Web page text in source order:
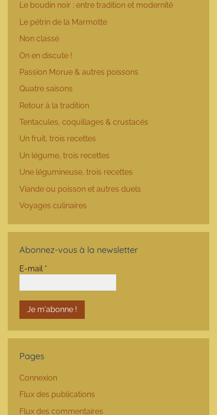
Le boudin noir : entre tradition et modernité
Le pétrin de la Marmotte
Non classé
On en discute !
Passion Morue & autres poissons
Quatre saisons
Retour à la tradition
Tentacules, coquillages & crustacés
Un fruit, trois recettes
Un légume, trois recettes
Une légumineuse, trois recettes
Viande ou poisson et autres duels
Voyages culinaires
Abonnez-vous à la newsletter
E-mail *
Pages
Connexion
Flux des publications
Flux des commentaires